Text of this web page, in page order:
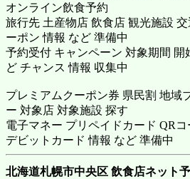
オンライン飲食予約
旅行先 土産物店 飲食店 観光施設
ーポン 情報 など 準備中
予約受付 キャンペーン 対象期間 開
ど チャンス 情報 収集中
プレミアムクーポン券 県民割 地域
ー 対象店 対象施設 探す
電子マネー プリペイドカード QR
デビットカード 情報 など 準備中
北海道札幌市中央区 飲食店ネット